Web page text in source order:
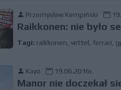
Przemysław Kempiński
Raikkonen: nie było
Tagi: raikkonen vettel ferrari
Kayo 19.06.2016r.
Manor nie doczekał